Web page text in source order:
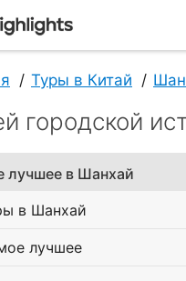
Туры в Китай
городской
лучшее в Шанхай
в Шанхай
лучшее